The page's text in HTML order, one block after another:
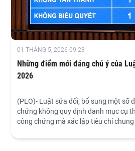
01 THÁNG 5, 2026 09:23
Những điểm mới đáng chú ý của
2026
(PLO)- Luật sửa đổi, bổ sung một số
chứng không quy định danh mục cụ
công chứng mà xác lập tiêu chí